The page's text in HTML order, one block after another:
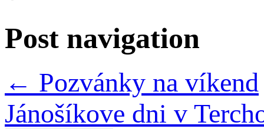
Post navigation
← Pozvánky na víkend
Jánošíkove dni v